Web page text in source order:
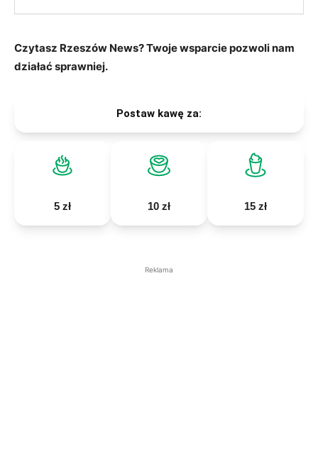
Czytasz Rzeszów News? Twoje wsparcie pozwoli nam
działać sprawniej.
Postaw kawę za:
5 zł 10 zł 15 zł
Reklama